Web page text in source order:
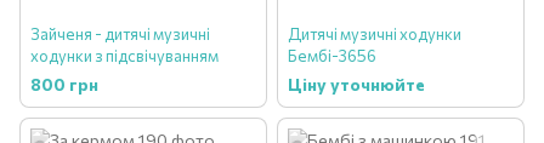
Зайченя - дитячі музичні
ходунки з підсвічуванням
800 грн
Дитячі музичні ходунки
Бембі-3656
Ціну уточнюйте